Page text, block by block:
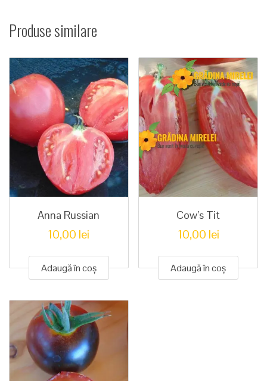
Produse similare
Anna Russian
10,00 lei
Adaugă în coș
Cow’s Tit
10,00 lei
Adaugă în coș